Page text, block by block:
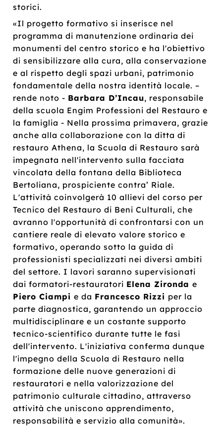
storici.
«Il progetto formativo si inserisce nel
programma di manutenzione ordinaria dei
monumenti del centro storico e ha l'obiettivo
di sensibilizzare alla cura, alla conservazione
e al rispetto degli spazi urbani, patrimonio
fondamentale della nostra identità locale. –
rende noto - Barbara D’Incau, responsabile
della scuola Engim Professioni del Restauro e
la famiglia - Nella prossima primavera, grazie
anche alla collaborazione con la ditta di
restauro Athena, la Scuola di Restauro sarà
impegnata nell'intervento sulla facciata
vincolata della fontana della Biblioteca
Bertoliana, prospiciente contra’ Riale.
L'attività coinvolgerà 10 allievi del corso per
Tecnico del Restauro di Beni Culturali, che
avranno l'opportunità di confrontarsi con un
cantiere reale di elevato valore storico e
formativo, operando sotto la guida di
professionisti specializzati nei diversi ambiti
del settore. I lavori saranno supervisionati
dai formatori-restauratori Elena Zirondae
Piero Ciampie da Francesco Rizzi per la
parte diagnostica, garantendo un approccio
multidisciplinare e un costante supporto
tecnico-scientifico durante tutte le fasi
dell'intervento. L'iniziativa conferma dunque
l'impegno della Scuola di Restauro nella
formazione delle nuove generazioni di
restauratori e nella valorizzazione del
patrimonio culturale cittadino, attraverso
attività che uniscono apprendimento,
responsabilità e servizio alla comunità».